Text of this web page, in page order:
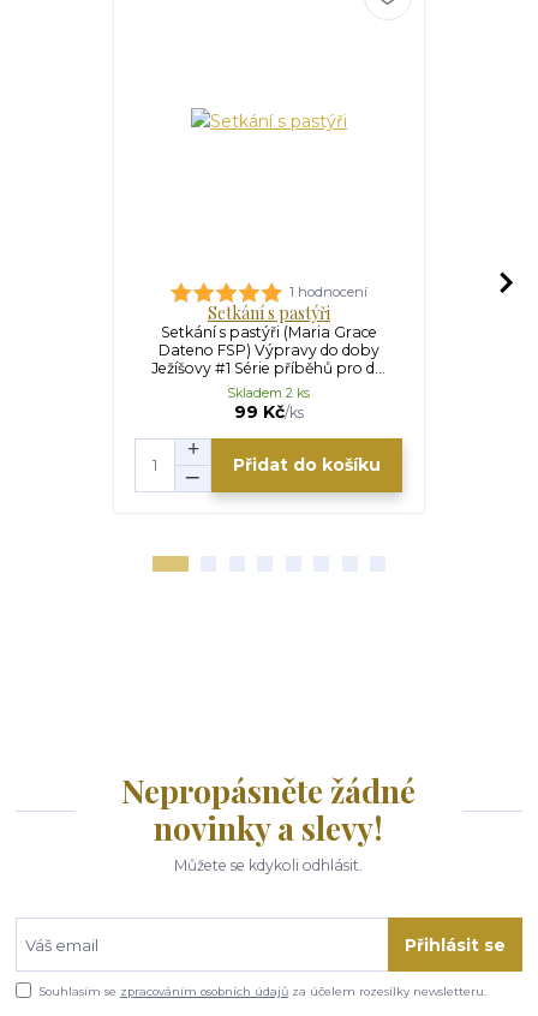
1 hodnocení
Setkání s pastýři
Setkání s pastýři (Maria Grace
Dateno FSP) Výpravy do doby
Ježíšovy #1 Série příběhů pro d...
99 Kč/ks
Skladem 2 ks
Přidat do košíku
Nepropásněte žádné
novinky a slevy!
Můžete se kdykoli odhlásit.
Přihlásit se
Souhlasím se zpracováním osobních údajů za účelem rozesílky newsletteru.